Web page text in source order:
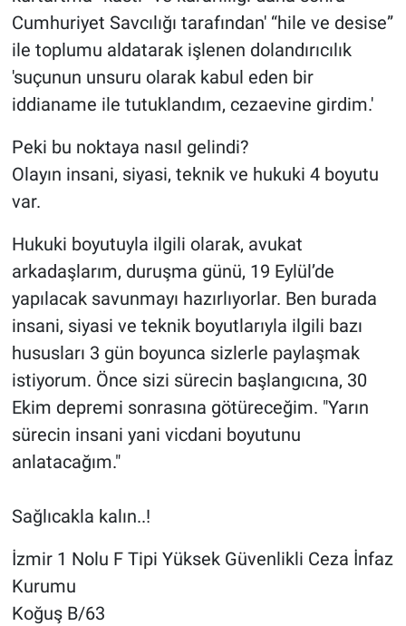
Cumhuriyet Savcılığı tarafından' “hile ve desise”
ile toplumu aldatarak işlenen dolandırıcılık
'suçunun unsuru olarak kabul eden bir
iddianame ile tutuklandım, cezaevine girdim.'
Peki bu noktaya nasıl gelindi?
Olayın insani, siyasi, teknik ve hukuki 4 boyutu
var.
Hukuki boyutuyla ilgili olarak, avukat
arkadaşlarım, duruşma günü, 19 Eylül’de
yapılacak savunmayı hazırlıyorlar. Ben burada
insani, siyasi ve teknik boyutlarıyla ilgili bazı
hususları 3 gün boyunca sizlerle paylaşmak
istiyorum. Önce sizi sürecin başlangıcına, 30
Ekim depremi sonrasına götüreceğim. "Yarın
sürecin insani yani vicdani boyutunu
anlatacağım."
Sağlıcakla kalın..!
İzmir 1 Nolu F Tipi Yüksek Güvenlikli Ceza İnfaz
Kurumu
Koğuş B/63